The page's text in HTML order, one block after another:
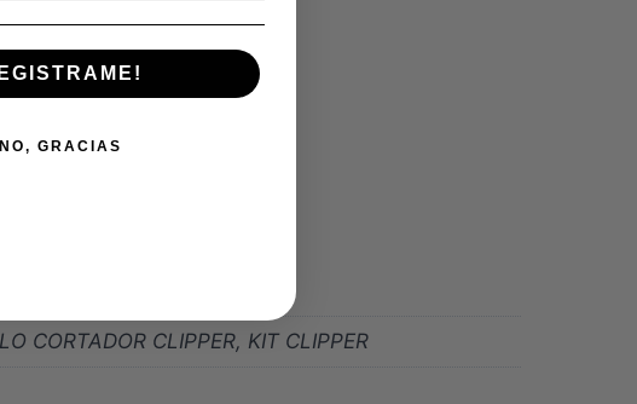
CORTADOR CLIPPER, KIT CLIPPER
NO, GRACIAS